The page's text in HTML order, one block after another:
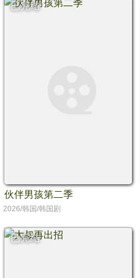
已完结
伙伴男孩第二季
2026/韩国/韩国剧
已完结